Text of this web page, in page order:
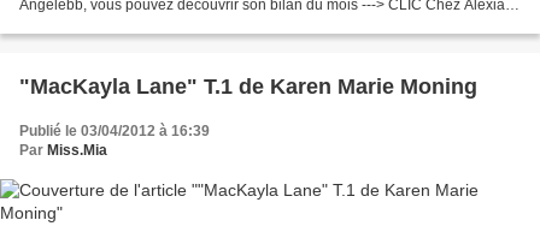
Angelebb, vous pouvez découvrir son bilan du mois ---> CLIC Chez Alexia,
"MacKayla Lane" T.1 de Karen Marie Moning
Publié le 03/04/2012 à 16:39
Par Miss.Mia